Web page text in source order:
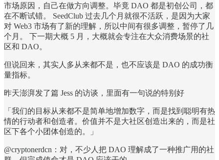
市场原因，自己在做方向调整。毕竟 DAO 都是初创公司，都
在不断试错。 SeedClub 过去几个月就很不活跃，是因为大家
对 Web3 市场有了新的理解，所以中间有很多调整，暂停了几
个月。 下一期大概 5 月，大概就会专注在大众消费场景的社
区和 DAO。
但说回来，其实人多从来都不是，也不应该是 DAO 的成功衡
量指标。
昨天澎湃发了篇 Jess 的访谈，里面有一句说的特别好
「我们的目标从来都不是简单地增加数字，而是找到聪明有热
情的行动者和创造者。价值并不是大社区创造出来的，而是社
区下各个小团体创造的。」
@cryptonerdcn：对，不少人把 DAO 理解成了一种推广用的社